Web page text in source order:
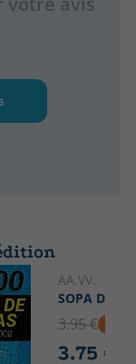
AA.VV.
SOPA DE
3.95 €
3.75 €